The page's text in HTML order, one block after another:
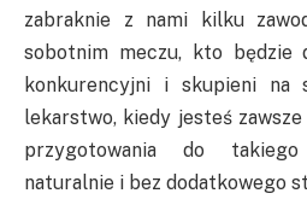
zabraknie z nami kilku
sobotnim meczu, kto będzie
konkurencyjni i skupieni na
lekarstwo, kiedy jesteś
przygotowania do
naturalnie i bez dodatkowego